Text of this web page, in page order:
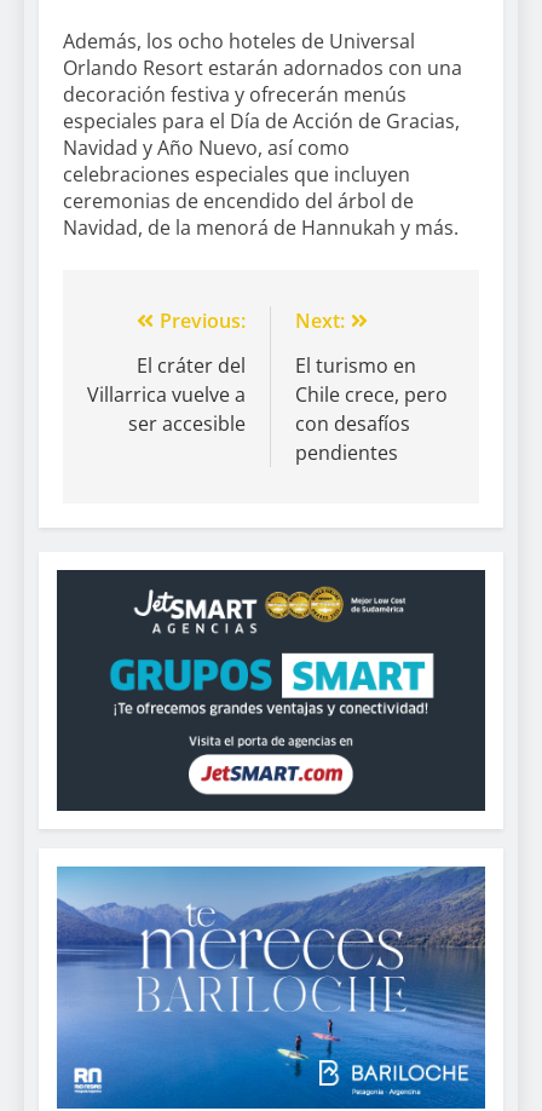
Además, los ocho hoteles de Universal
Orlando Resort estarán adornados con una
decoración festiva y ofrecerán menús
especiales para el Día de Acción de Gracias,
Navidad y Año Nuevo, así como
celebraciones especiales que incluyen
ceremonias de encendido del árbol de
Navidad, de la menorá de Hannukah y más.
Previous:
El cráter del
Villarrica vuelve a
ser accesible
Next:
El turismo en
Chile crece, pero
con desafíos
pendientes